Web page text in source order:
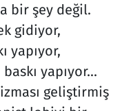
bir şey değil.
gidiyor,
yapıyor,
yapıyor...
geliştirmiş